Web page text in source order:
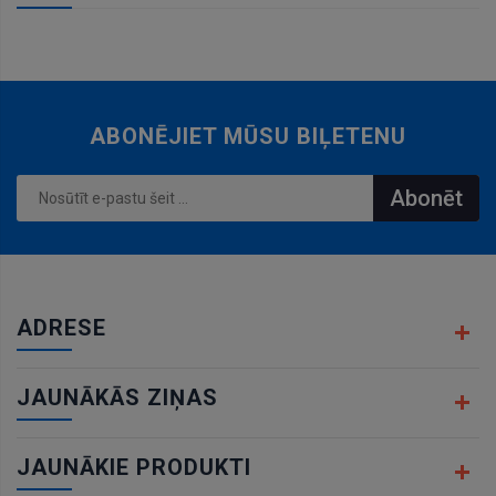
ABONĒJIET MŪSU BIĻETENU
Abonēt
ADRESE
JAUNĀKĀS ZIŅAS
JAUNĀKIE PRODUKTI